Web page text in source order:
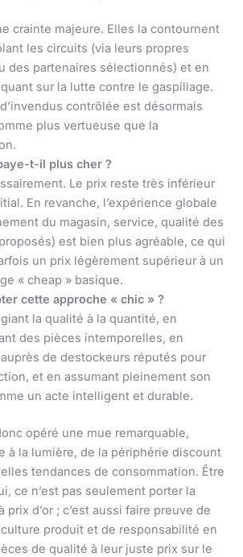
crainte majeure. Elles la contournent
les circuits (via leurs propres
des partenaires sélectionnés) et en
sur la lutte contre le gaspillage.
contrôlée est désormais
plus vertueuse que la
t-il plus cher ?
Le prix reste très inférieur
En revanche, l’expérience globale
du magasin, service, qualité des
est bien plus agréable, ce qui
un prix légèrement supérieur à un
« cheap » basique.
cette approche « chic » ?
la qualité à la quantité, en
des pièces intemporelles, en
de destockeurs réputés pour
et en assumant pleinement son
un acte intelligent et durable.
opéré une mue remarquable,
à la lumière, de la périphérie discount
tendances de consommation. Être
ce n’est pas seulement porter la
d’or ; c’est aussi faire preuve de
produit et de responsabilité en
de qualité à leur juste prix sur le